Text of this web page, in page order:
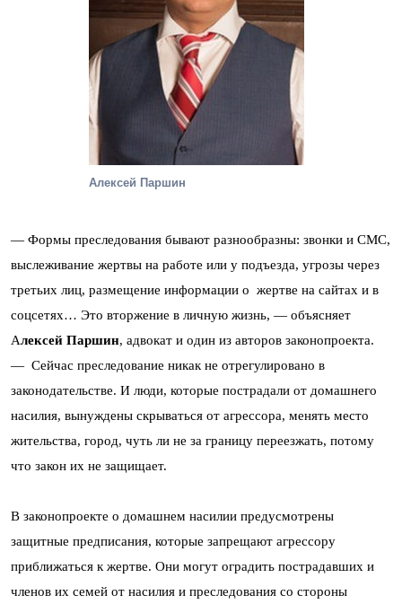
Алексей Паршин
— Формы преследования бывают разнообразны: звонки и СМС,
выслеживание жертвы на работе или у подъезда, угрозы через
третьих лиц, размещение информации о жертве на сайтах и в
соцсетях… Это вторжение в личную жизнь, — объясняет
Алексей Паршин, адвокат и один из авторов законопроекта.
— Сейчас преследование никак не отрегулировано в
законодательстве. И люди, которые пострадали от домашнего
насилия, вынуждены скрываться от агрессора, менять место
жительства, город, чуть ли не за границу переезжать, потому
что закон их не защищает.
В законопроекте о домашнем насилии предусмотрены
защитные предписания, которые запрещают агрессору
приближаться к жертве. Они могут оградить пострадавших и
членов их семей от насилия и преследования со стороны